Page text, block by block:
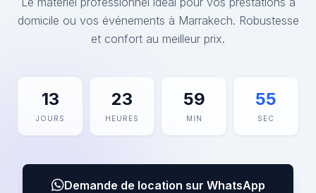
domicile ou vos événements à Marrakech. Robustesse
et confort au meilleur prix.
13
JOURS
23
HEURES
59
MIN
55
SEC
Demande de location sur WhatsApp